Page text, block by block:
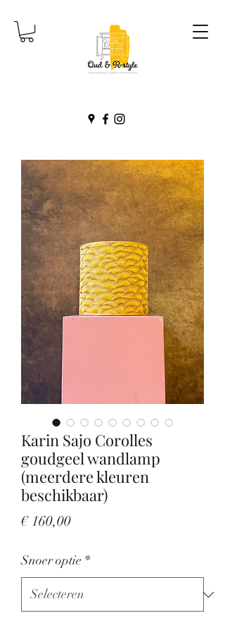
Karin Sajo Corolles
goudgeel wandlamp
(meerdere kleuren
beschikbaar)
€ 160,00Prijs
Snoer optie *